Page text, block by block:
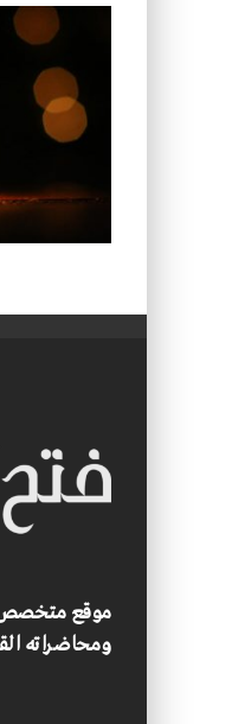
موقع متخصص
ومحاضراته